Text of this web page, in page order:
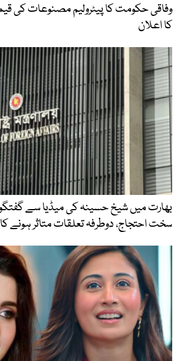
وفاقی حکومت کا پیٹرولیم مصنوعات کی
کا اعلان
بھارت میں شیخ حسینہ کی میڈیا سے
سخت احتجاج، دوطرفہ تعلقات متاثر ہونے